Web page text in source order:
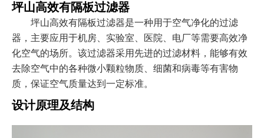
坪山高效有隔板过滤器
坪山高效有隔板过滤器是一种用于空气净化的过滤
器，主要应用于机房、实验室、医院、电厂等需要高效净
化空气的场所。该过滤器采用先进的过滤材料，能够有效
去除空气中的各种微小颗粒物质、细菌和病毒等有害物
质，保证空气质量达到一定标准。
设计原理及结构